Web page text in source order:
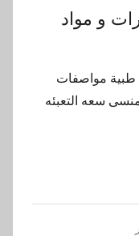
و مواد
طبية مواصفات
المهندس منسى سعه التعبئه